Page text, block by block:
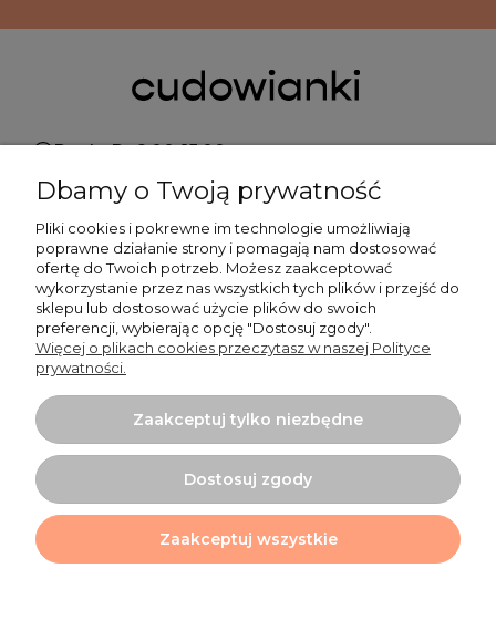
Pn do Pt 9:00-15:00
+48 519 462 010
kontakt@cudowianki.pl
Ważne sprawy
Dodatkowe informacje
Tu mnie znajdziesz
Projekt i wykonanie:Ecommercy.pl
Dbamy o Twoją prywatność
Pliki cookies i pokrewne im technologie umożliwiają
poprawne działanie strony i pomagają nam dostosować
ofertę do Twoich potrzeb. Możesz zaakceptować
wykorzystanie przez nas wszystkich tych plików i przejść do
sklepu lub dostosować użycie plików do swoich
preferencji, wybierając opcję "Dostosuj zgody".
Więcej o plikach cookies przeczytasz w naszej Polityce
prywatności.
Zaakceptuj tylko niezbędne
Dostosuj zgody
Zaakceptuj wszystkie